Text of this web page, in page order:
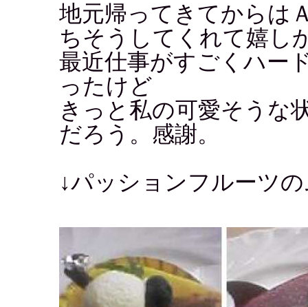
地元帰ってきてからは
ちそうしてくれて嬉し
最近仕事がすごくハー
ったけど
きっと私の可愛そうな
だろう。感謝。
↓パッションフルーツ